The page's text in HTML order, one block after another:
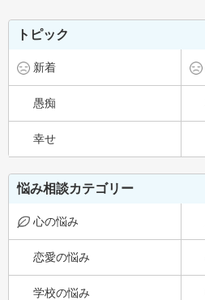
トピック
新着
愚痴
幸せ
悩み相談カテゴリー
心の悩み
恋愛の悩み
学校の悩み